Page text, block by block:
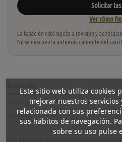
Solicitar
Ver cómo
La tasación está sujeta a revisión y
No se descuenta automáticamente del
Detalles del producto
Reviews(0)
Este sitio web utiliza cookies
mejorar nuestros
relacionada con sus
sus hábitos de navegación.
sobre su uso pulse